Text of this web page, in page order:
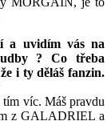
a uvidím vás na
? Co třeba
i ty děláš fanzin.
víc. Máš pravdu
z GALADRIEL a